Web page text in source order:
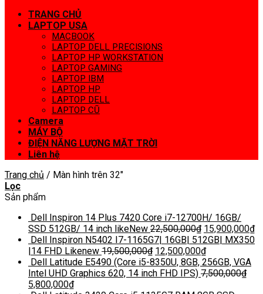
TRANG CHỦ
LAPTOP USA
MACBOOK
LAPTOP DELL PRECISIONS
LAPTOP HP WORKSTATION
LAPTOP GAMING
LAPTOP IBM
LAPTOP HP
LAPTOP DELL
LAPTOP CŨ
Camera
MÁY BỘ
ĐIỆN NĂNG LƯỢNG MẶT TRỜI
Liên hệ
Trang chủ / Màn hình trên 32"
Lọc
Sản phẩm
Dell Inspiron 14 Plus 7420 Core i7-12700H/ 16GB/
SSD 512GB/ 14 inch likeNew 22,500,000₫ 15,900,000₫
Dell Inspiron N5402 I7-1165G7| 16GB| 512GB| MX350
|14 FHD Likenew 19,500,000₫ 12,500,000₫
Dell Latitude E5490 (Core i5-8350U, 8GB, 256GB, VGA
Intel UHD Graphics 620, 14 inch FHD IPS) 7,500,000₫
5,800,000₫